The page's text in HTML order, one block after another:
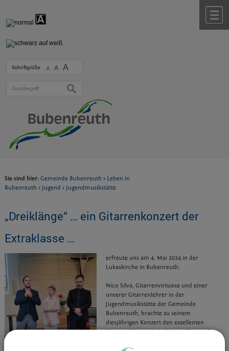
Schriftgröße A A A
suchen
Sie sind hier: Gemeinde Bubenreuth > Leben in
Bubenreuth > Jugend > Jugendmusikstätte
„Dreiklänge“ … ein Gitarrenkonzert der
Extraklasse …
erfreute uns am 4. Mai 2024 in der
Lukaskirche in Bubenreuth.
Nico Silva, Gitarrenvirtuose und einer
unserer Gitarrenlehrer in der
Jugendmusikstätte der Gemeinde
Bubenreuth, brachte zu seinem
diesjährigen Konzert den exzellenten
Gitarrenkünstler Luis Enrique Diaz-Lazkao
und seinen Gitarrenschüler Emil Füllers mit.